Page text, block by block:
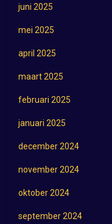
juni 2025
mei 2025
april 2025
maart 2025
februari 2025
januari 2025
december 2024
november 2024
oktober 2024
september 2024